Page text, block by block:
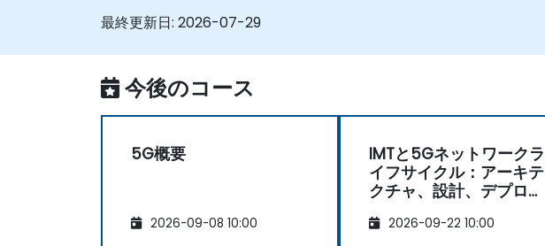
最終更新日: 2026-07-29
今後のコース
5G概要
2026-09-08 10:00
IMTと5Gネットワークラ
イフサイクル：アーキテ
クチャ、設計、デプロイ
2026-09-22 10:00